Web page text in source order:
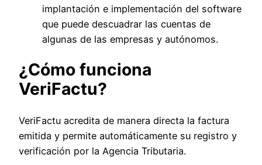
implantación e implementación del software
que puede descuadrar las cuentas de
algunas de las empresas y autónomos.
¿Cómo funciona
VeriFactu?
VeriFactu acredita de manera directa la factura
emitida y permite automáticamente su registro y
verificación por la Agencia Tributaria.